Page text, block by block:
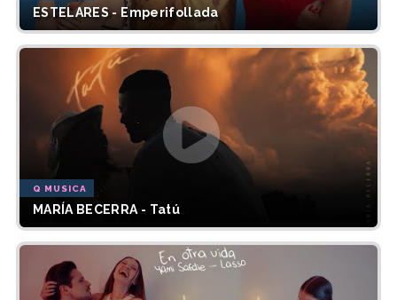
ESTELARES - Emperifollada
Q MUSICA
MARÍA BECERRA - Tatú